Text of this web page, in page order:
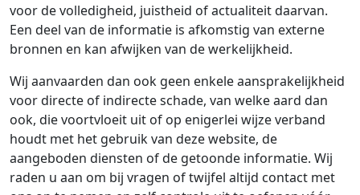
voor de volledigheid, juistheid of actualiteit daarvan.
Een deel van de informatie is afkomstig van externe
bronnen en kan afwijken van de werkelijkheid.
Wij aanvaarden dan ook geen enkele aansprakelijkheid
voor directe of indirecte schade, van welke aard dan
ook, die voortvloeit uit of op enigerlei wijze verband
houdt met het gebruik van deze website, de
aangeboden diensten of de getoonde informatie. Wij
raden u aan om bij vragen of twijfel altijd contact met